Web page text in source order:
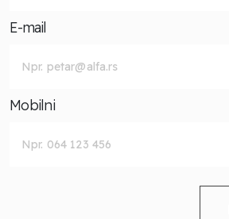
E-mail
Mobilni